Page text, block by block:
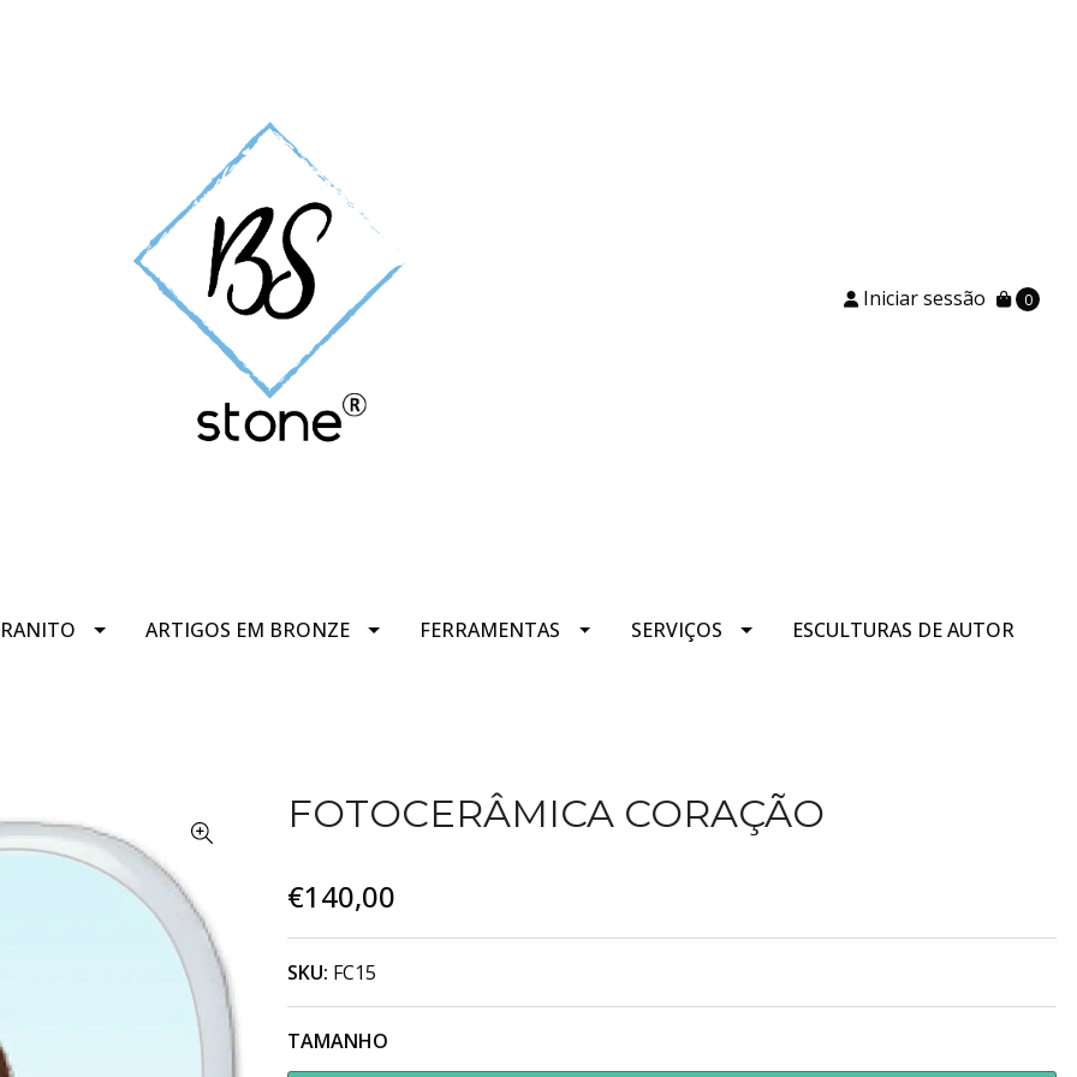
Iniciar sessão 0
ARTIGOS EM BRONZE FERRAMENTAS SERVIÇOS ESCULTURAS DE AUTOR
FOTOCERÂMICA CORAÇÃO
€140,00
SKU: FC15
TAMANHO